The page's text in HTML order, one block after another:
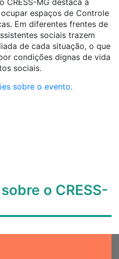
CRESS-MG destaca a
espaços de Controle
Em diferentes frentes de
sociais trazem
de cada situação, o que
condições dignas de vida
sociais.
sobre o evento.
o CRESS-